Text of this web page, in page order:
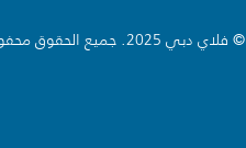
© فلاي دبي 2025. جميع الحقوق محفوظة.